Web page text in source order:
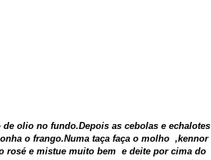
olio no fundo.Depois as cebolas e echalotes
o frango.Numa taça faça o molho ,kennor
rosé e mistue muito bem e deite por cima do